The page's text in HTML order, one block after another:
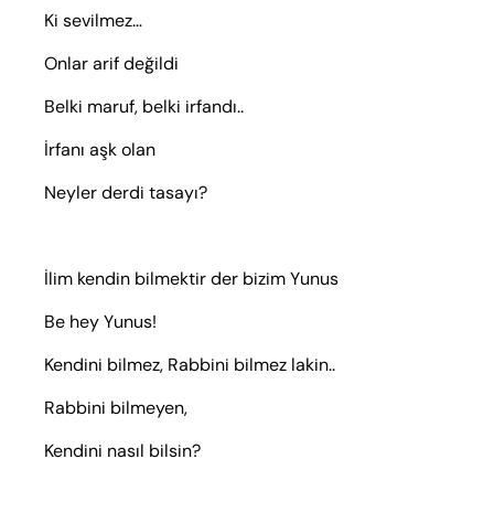
Ki sevilmez…
Onlar arif değildi
Belki maruf, belki irfandı..
İrfanı aşk olan
Neyler derdi tasayı?
İlim kendin bilmektir der bizim Yunus
Be hey Yunus!
Kendini bilmez, Rabbini bilmez lakin..
Rabbini bilmeyen,
Kendini nasıl bilsin?